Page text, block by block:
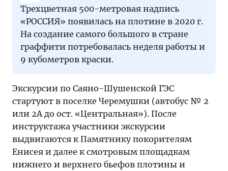
Трехцветная 500-метровая надпись
«РОССИЯ» появилась на плотине в 2020 г.
На создание самого большого в стране
граффити потребовалась неделя работы и
9 кубометров краски.
Экскурсии по Саяно-Шушенской ГЭС
стартуют в поселке Черемушки (автобус № 2
или 2А до ост. «Центральная»). После
инструктажа участники экскурсии
выдвигаются к Памятнику покорителям
Енисея и далее к смотровым площадкам
нижнего и верхнего бьефов плотины и